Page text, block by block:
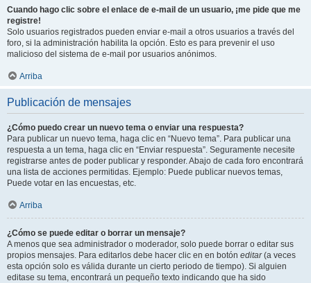
Cuando hago clic sobre el enlace de e-mail de un usuario, ¡me pide que me
registre!
Solo usuarios registrados pueden enviar e-mail a otros usuarios a través del
foro, si la administración habilita la opción. Esto es para prevenir el uso
malicioso del sistema de e-mail por usuarios anónimos.
Arriba
Publicación de mensajes
¿Cómo puedo crear un nuevo tema o enviar una respuesta?
Para publicar un nuevo tema, haga clic en “Nuevo tema”. Para publicar una
respuesta a un tema, haga clic en “Enviar respuesta”. Seguramente necesite
registrarse antes de poder publicar y responder. Abajo de cada foro encontrará
una lista de acciones permitidas. Ejemplo: Puede publicar nuevos temas,
Puede votar en las encuestas, etc.
Arriba
¿Cómo se puede editar o borrar un mensaje?
A menos que sea administrador o moderador, solo puede borrar o editar sus
propios mensajes. Para editarlos debe hacer clic en en botón editar(a veces
esta opción solo es válida durante un cierto periodo de tiempo). Si alguien
editase su tema, encontrará un pequeño texto indicando que ha sido